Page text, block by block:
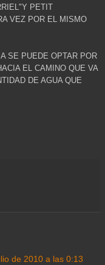
PETIT
VEZ POR EL MISMO
SE PUEDE OPTAR POR
EL CAMINO QUE VA
DE AGUA QUE
de 2010 a las 0:13